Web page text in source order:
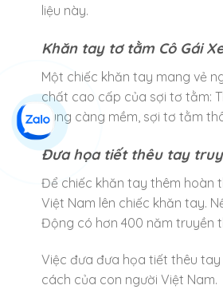
liệu này.
Khăn tay tơ tằm Cô Gái
Một chiếc khăn tay mang vẻ
chất cao cấp của sợi tơ tằm:
dùng càng mềm, sợi tơ tằm
Đưa họa tiết thêu tay
Để chiếc khăn tay thêm hoàn
Việt Nam lên chiếc khăn tay.
Động có hơn 400 năm truyền
Việc đưa đưa họa tiết thêu
cách của con người Việt Nam.